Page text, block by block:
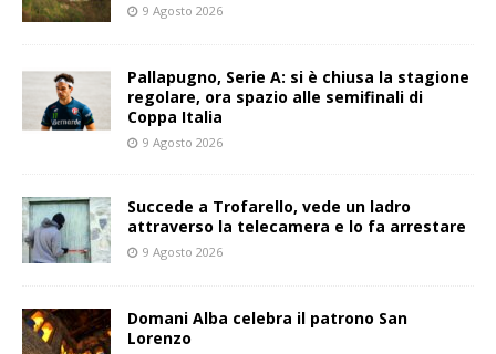
9 Agosto 2026
Pallapugno, Serie A: si è chiusa la stagione
regolare, ora spazio alle semifinali di
Coppa Italia
9 Agosto 2026
Succede a Trofarello, vede un ladro
attraverso la telecamera e lo fa arrestare
9 Agosto 2026
Domani Alba celebra il patrono San
Lorenzo